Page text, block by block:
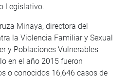
Legislativo.
Minaya, directora del
la Violencia Familiar y Sexual
y Poblaciones Vulnerables
en el año 2015 fueron
o conocidos 16,646 casos de